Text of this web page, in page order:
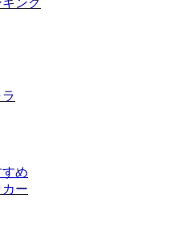
ング
め
ー